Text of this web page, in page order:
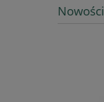
Nowości